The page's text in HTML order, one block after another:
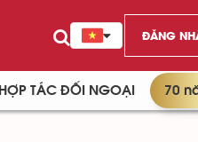
ĐĂNG
HỢP TÁC ĐỐI NGOẠI 70